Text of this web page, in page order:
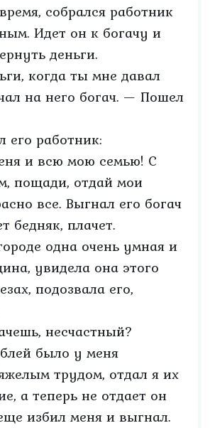
собрался работник
Идет он к богачу и
деньги.
когда ты мне давал
на него богач. — Пошел
его работник:
и всю мою семью! С
пощади, отдай мои
все. Выгнал его богач
бедняк, плачет.
одна очень умная и
увидела она этого
подозвала его,
несчастный?
было у меня
трудом, отдал я их
а теперь не отдает он
избил меня и выгнал.